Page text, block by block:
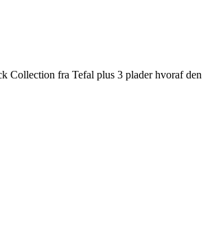
Collection fra Tefal plus 3 plader hvoraf den